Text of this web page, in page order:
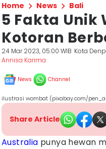
Home News Bali
5 Fakta Unik
Kotoran
24 Mar 2023, 05:00 WIB Kota
Annisa Karima
News Channel
ilustrasi wombat (pixabay.com/
Share Article
Australia punya hewan